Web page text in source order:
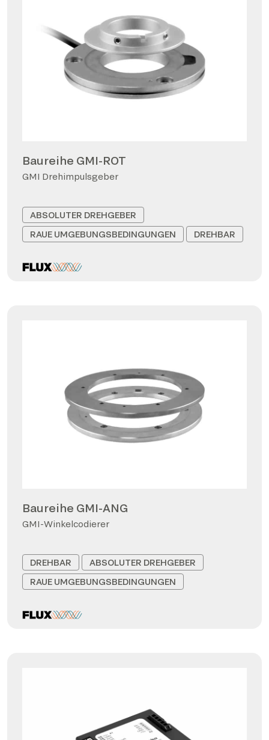
Baureihe GMI-ROT
GMI Drehimpulsgeber
ABSOLUTER DREHGEBER
RAUE UMGEBUNGSBEDINGUNGEN
DREHBAR
Baureihe GMI-ANG
GMI-Winkelcodierer
DREHBAR
ABSOLUTER DREHGEBER
RAUE UMGEBUNGSBEDINGUNGEN